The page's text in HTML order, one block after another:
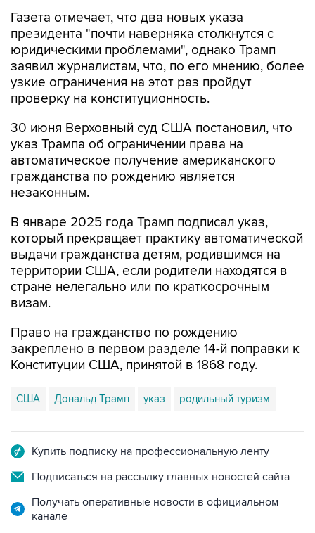
Газета отмечает, что два новых указа
президента "почти наверняка столкнутся с
юридическими проблемами", однако Трамп
заявил журналистам, что, по его мнению, более
узкие ограничения на этот раз пройдут
проверку на конституционность.
30 июня Верховный суд США постановил, что
указ Трампа об ограничении права на
автоматическое получение американского
гражданства по рождению является
незаконным.
В январе 2025 года Трамп подписал указ,
который прекращает практику автоматической
выдачи гражданства детям, родившимся на
территории США, если родители находятся в
стране нелегально или по краткосрочным
визам.
Право на гражданство по рождению
закреплено в первом разделе 14-й поправки к
Конституции США, принятой в 1868 году.
США Дональд Трамп указ родильный туризм
Купить подписку на профессиональную ленту
Подписаться на рассылку главных новостей сайта
Получать оперативные новости в официальном
канале